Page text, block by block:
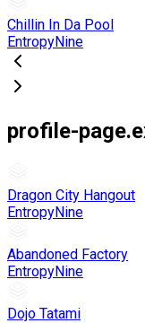
Chillin In Da Pool
EntropyNine
profile-
Dragon City Hangout
EntropyNine
Abandoned Factory
EntropyNine
Dojo Tatami